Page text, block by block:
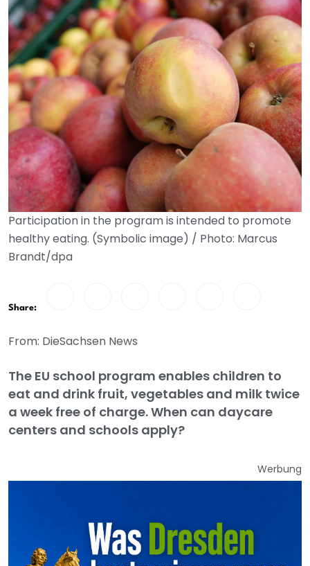
Participation in the program is intended to promote
healthy eating. (Symbolic image) / Photo: Marcus
Brandt/dpa
Share:
From: DieSachsen News
The EU school program enables children to
eat and drink fruit, vegetables and milk twice
a week free of charge. When can daycare
centers and schools apply?
Werbung